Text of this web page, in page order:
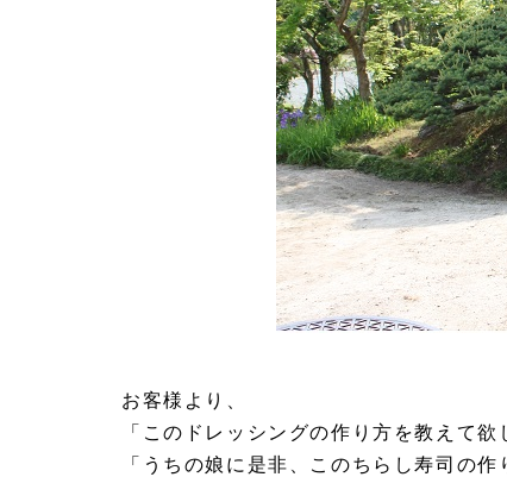
お客様より、
「このドレッシングの作り方を教えて欲
「うちの娘に是非、このちらし寿司の作